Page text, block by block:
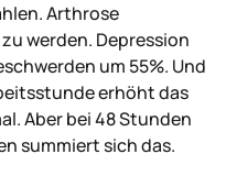
Arthrose
werden. Depression
um 55%. Und
erhöht das
Aber bei 48 Stunden
summiert sich das.